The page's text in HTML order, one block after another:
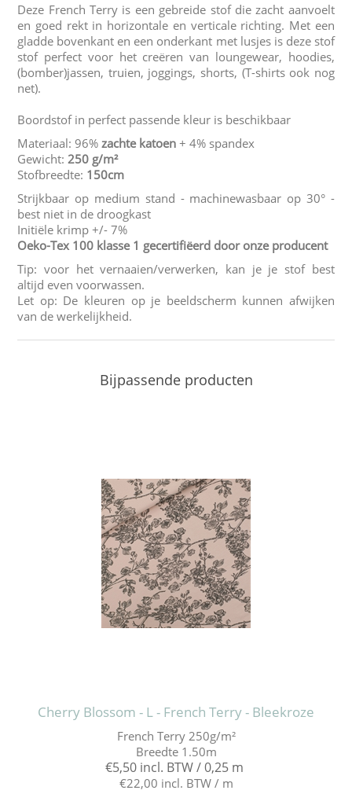
Deze French Terry is een gebreide stof die zacht aanvoelt
en goed rekt in horizontale en verticale richting. Met een
gladde bovenkant en een onderkant met lusjes is deze stof
stof perfect voor het creëren van loungewear, hoodies,
(bomber)jassen, truien, joggings, shorts, (T-shirts ook nog
net).
Boordstof in perfect passende kleur is beschikbaar
Materiaal: 96%zachte katoen + 4% spandex
Gewicht: 250 g/m²
Stofbreedte: 150cm
Strijkbaar op medium stand - machinewasbaar op 30° -
best niet in de droogkast
Initiële krimp +/- 7%
Oeko-Tex 100 klasse 1 gecertifiëerd door onze producent
Tip: voor het vernaaien/verwerken, kan je je stof best
altijd even voorwassen.
Let op: De kleuren op je beeldscherm kunnen afwijken
van de werkelijkheid.
Bijpassende producten
Cherry Blossom - L - French Terry - Bleekroze
French Terry 250g/m²
Breedte 1.50m
€5,50 incl. BTW / 0,25 m
€22,00 incl. BTW / m